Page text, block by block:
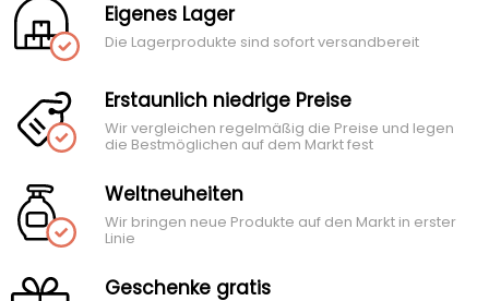
Eigenes Lager
Die Lagerprodukte sind sofort versandbereit
Erstaunlich niedrige Preise
Wir vergleichen regelmäßig die Preise und legen
die Bestmöglichen auf dem Markt fest
Weltneuheiten
Wir bringen neue Produkte auf den Markt in erster
Linie
Geschenke gratis